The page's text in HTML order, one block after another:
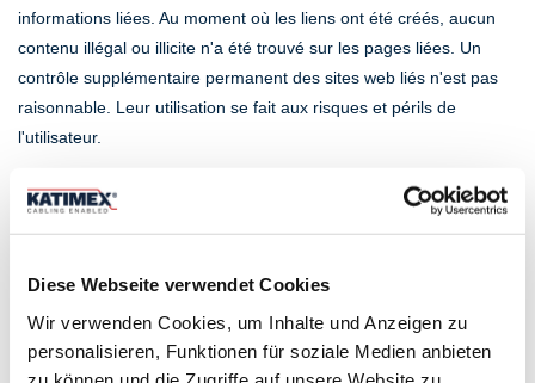
Diese Webseite verwendet Cookies
Wir verwenden Cookies, um Inhalte und Anzeigen zu
personalisieren, Funktionen für soziale Medien anbieten
informations liées. Au moment où les liens ont été créés, aucun
contenu illégal ou illicite n'a été trouvé sur les pages liées. Un
contrôle supplémentaire permanent des sites web liés n'est pas
raisonnable. Leur utilisation se fait aux risques et périls de
l'utilisateur.
5. Il est permis d'établir un lien vers ce site web, à condition que
moment. Le cadrage de ce site web n'est pas autorisé. Il n'est
pas non plus permis d'intégrer le site web, en tout ou en partie, à
d'autres offres Internet de tiers au moyen de liens ou d'autres
moyens techniques sans l'accord exprès de KATIMEX.